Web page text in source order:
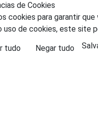
de Cookies
cookies para garantir
uso de cookies, este site
tudo Negar tudo